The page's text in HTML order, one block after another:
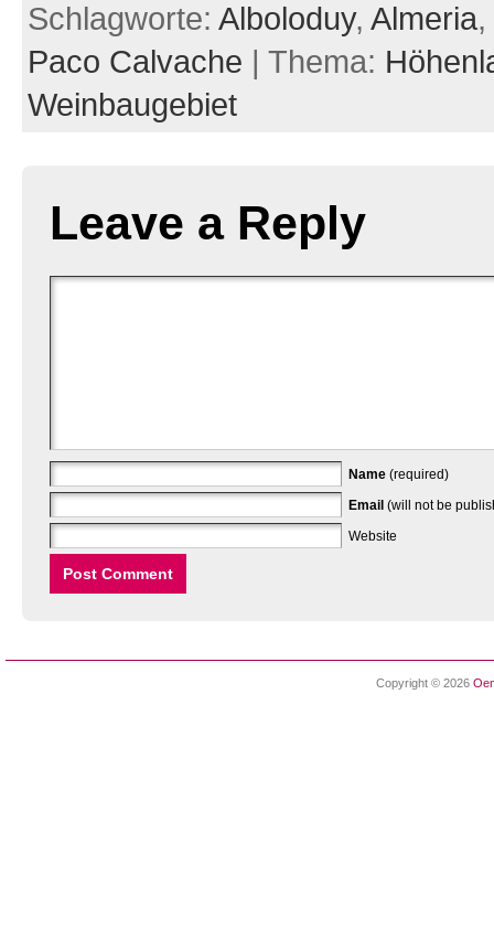
Schlagworte: Alboloduy, Almeria,
Paco Calvache | Thema:
Weinbaugebiet
Leave a Reply
Name (required)
Email (will not be
Website
Copyright © 2026